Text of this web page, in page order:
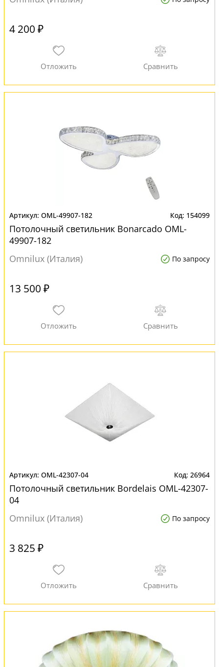
4 200 ₽
OML-49907-182 154099
Потолочный светильник Bonarcado OML-
49907-182
Omnilux (Италия)
По запросу
13 500 ₽
OML-42307-04 26964
Потолочный светильник Bordelais OML-42307-
04
Omnilux (Италия)
По запросу
3 825 ₽